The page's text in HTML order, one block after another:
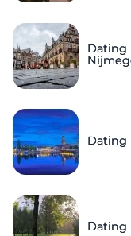
Dating
Dating
Dating